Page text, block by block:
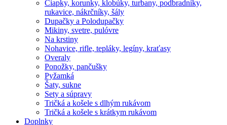
Čiapky, korunky, klobúky, turbany, podbradníky,
rukavice, nákrčníky, šály
Dupačky a Polodupačky
Mikiny, svetre, pulóvre
Na krstiny
Nohavice, rifle, tepláky, legíny, kraťasy
Overaly
Ponožky, pančušky
Pyžamká
Šaty, sukne
Sety a súpravy
Tričká a košele s dlhým rukávom
Tričká a košele s krátkym rukávom
Doplnky